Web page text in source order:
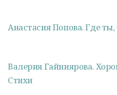
Анастасия Попова. Где ты,
Валерия Гайниярова.
Стихи